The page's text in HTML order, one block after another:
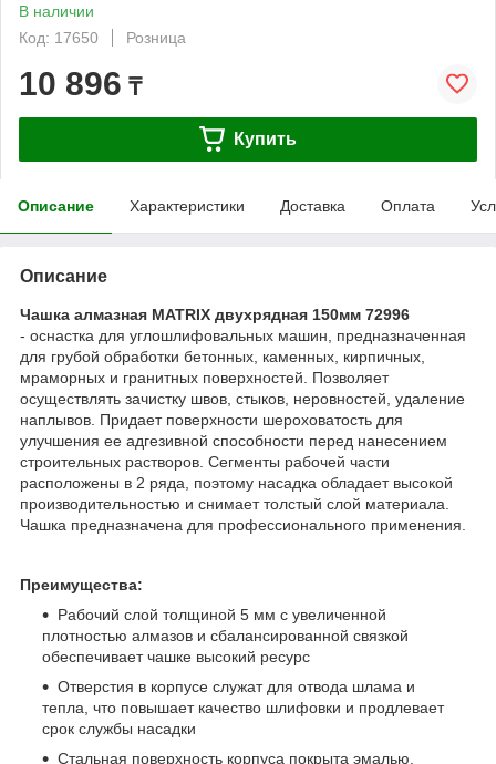
В наличии
Код: 17650
Розница
10 896 ₸
Купить
Описание Характеристики Доставка Оплата
Описание
Чашка алмазная MATRIX двухрядная 150мм 72996​
- оснастка для углошлифовальных машин, предназначенная
для грубой обработки бетонных, каменных, кирпичных,
мраморных и гранитных поверхностей. Позволяет
осуществлять зачистку швов, стыков, неровностей, удаление
наплывов. Придает поверхности шероховатость для
улучшения ее адгезивной способности перед нанесением
строительных растворов. Сегменты рабочей части
расположены в 2 ряда, поэтому насадка обладает высокой
производительностью и снимает толстый слой материала.
Чашка предназначена для профессионального применения.
Преимущества:
Рабочий слой толщиной 5 мм с увеличенной
плотностью алмазов и сбалансированной связкой
обеспечивает чашке высокий ресурс
Отверстия в корпусе служат для отвода шлама и
тепла, что повышает качество шлифовки и продлевает
срок службы насадки
Стальная поверхность корпуса покрыта эмалью,